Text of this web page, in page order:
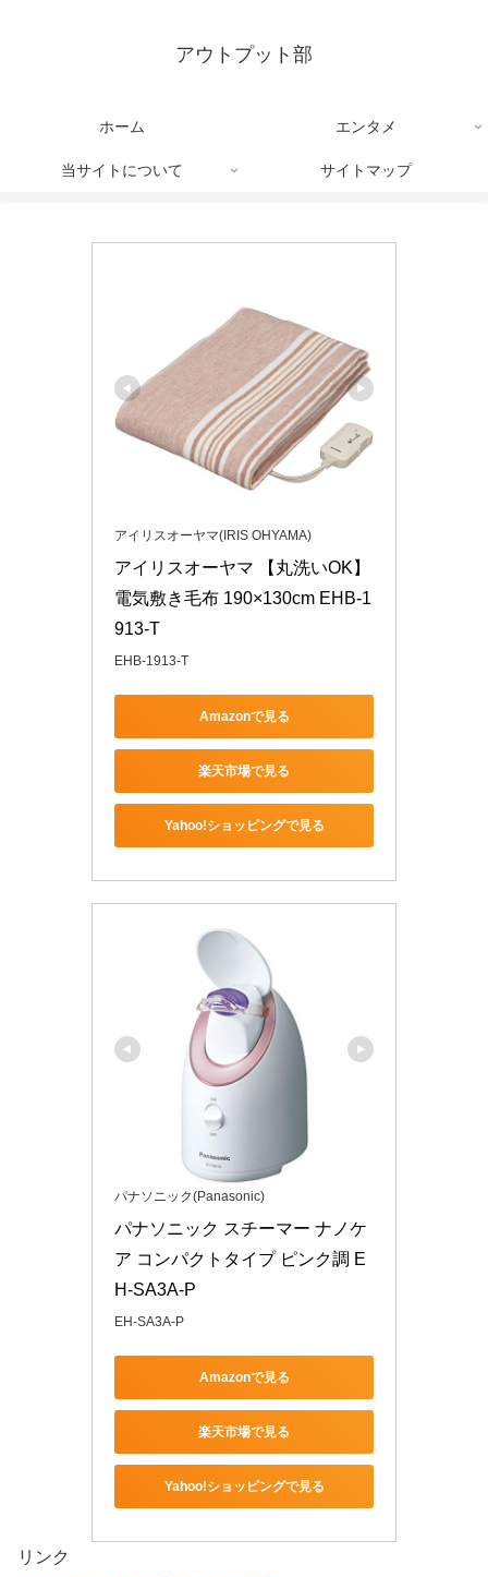
アウトプット部
ホーム エンタメ
当サイトについて サイトマップ
アイリスオーヤマ(IRIS OHYAMA)
アイリスオーヤマ 【丸洗いOK】
電気敷き毛布 190×130cm EHB-1
913-T
EHB-1913-T
Amazonで見る
楽天市場で見る
Yahoo!ショッピングで見る
パナソニック(Panasonic)
パナソニック スチーマー ナノケ
ア コンパクトタイプ ピンク調 E
H-SA3A-P
EH-SA3A-P
Amazonで見る
楽天市場で見る
Yahoo!ショッピングで見る
リンク